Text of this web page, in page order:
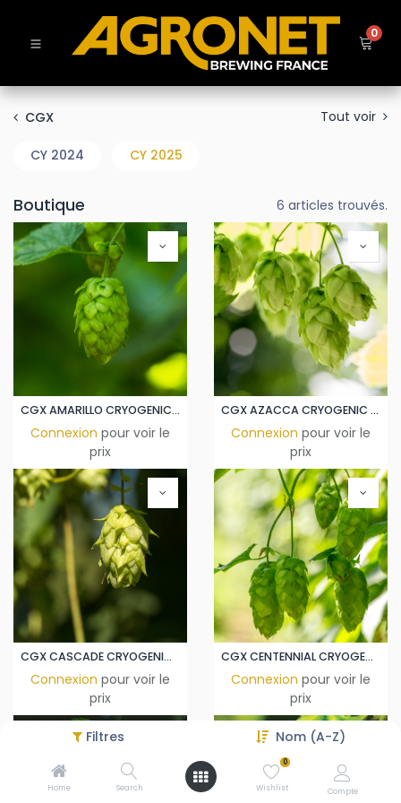
Filtres Nom (A-Z)
Home Search
0
Wishlist Compte
0
CGX Tout voir
CY 2024 CY 2025
Boutique 6 articles trouvés.
CGX AMARILLO CRYOGENIC LUPULIN PELLET
Connexion pour voir le
prix
CGX AZACCA CRYOGENIC LUPULIN PELLET
Connexion pour voir le
prix
CGX CASCADE CRYOGENIC LUPULIN PELLET
Connexion pour voir le
prix
CGX CENTENNIAL CRYOGENIC LUPULIN PELLET CROSBY
Connexion pour voir le
prix